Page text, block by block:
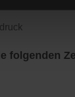
folgenden